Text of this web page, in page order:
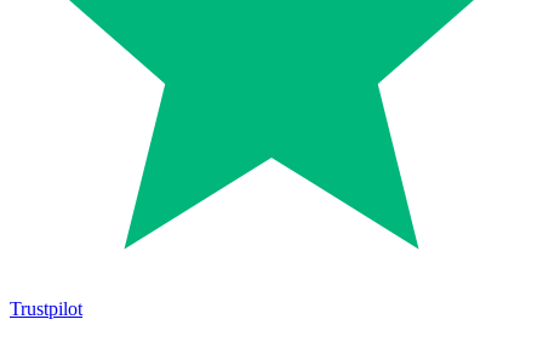
Trustpilot